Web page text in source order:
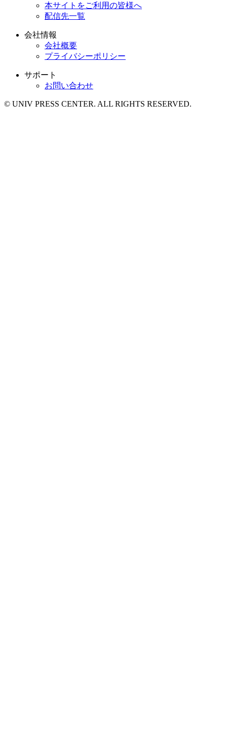
本サイトをご利用の皆様へ
配信先一覧
会社情報
会社概要
プライバシーポリシー
サポート
お問い合わせ
© UNIV PRESS CENTER. ALL RIGHTS RESERVED.